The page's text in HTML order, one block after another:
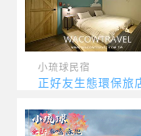
小琉球民宿
正好友生態環保旅